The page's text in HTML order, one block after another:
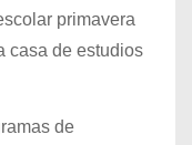
primavera
casa de estudios
de